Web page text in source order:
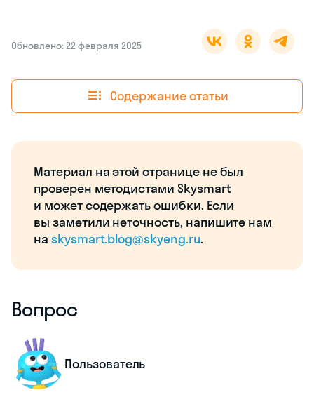
Обновлено: 22 февраля 2025
Содержание статьи
Материал на этой странице не был
проверен методистами Skysmart
и может содержать ошибки. Если
вы заметили неточность, напишите нам
на skysmart.blog@skyeng.ru.
Вопрос
Пользователь